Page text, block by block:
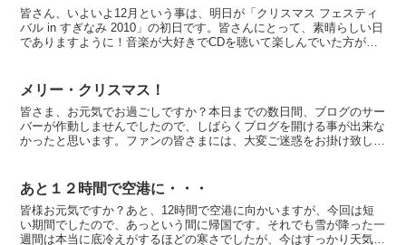
皆さん、いよいよ12月という事は、明日が「クリスマス フェスティ
バル in すぎなみ 2010」の初日です。皆さんにとって、素晴らしい日
でありますように！音楽が大好きでCDを聴いて楽しんでいた方が、
メリー・クリスマス！
皆さま、お元気でお過ごしですか？本日までの数日間、ブログのサー
バーが作動しませんでしたので、しばらくブログを開ける事が出来な
かったと思います。ファンの皆さまには、大変ご迷惑をお掛け致しま
あと１２時間で空港に・・・
皆様お元気ですか？あと、12時間で空港に向かいますが、今回は短
い期間でしたので、あっという間に帰国です。それでも雪が降った一
週間は本当に底冷えがするほどの寒さでしたが、今はすっかり天気も